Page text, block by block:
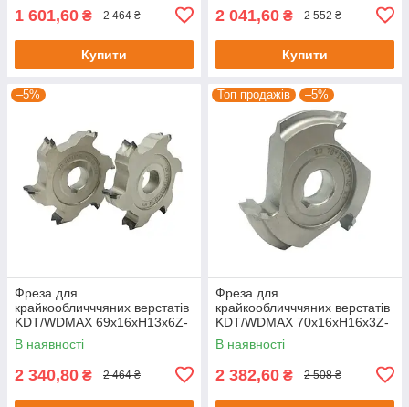
1 601,60 ₴ 2 464 ₴
Купити
2 041,60 ₴ 2 552 ₴
Купити
–5%
Фреза для
крайкообличччяних верстатів
KDT/WDMAX 69х16хH13х6Z-
R2
В наявності
2 340,80 ₴ 2 464 ₴
Топ продажів –5%
Фреза для
крайкообличччяних верстатів
KDT/WDMAX 70х16хH16х3Z-
R2.5
В наявності
2 382,60 ₴ 2 508 ₴